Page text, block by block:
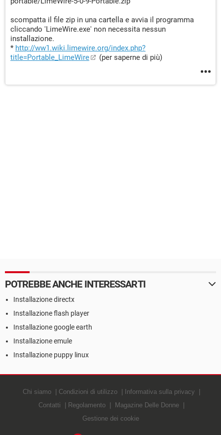
scompatta il file zip in una cartella e avvia il programma
cliccando 'LimeWire.exe' non necessita nessun
installazione.
* http://ww1.wiki.limewire.org/index.php?
title=Portable_LimeWire
(per saperne di più)
POTREBBE ANCHE INTERESSARTI
Installazione directx
Installazione flash player
Installazione google earth
Installazione emule
Installazione puppy linux
Chi siamo Condizioni di utilizzo
Informativa sulla privacy
Contatti
Regolamento
Magazine Delle Donne
Gestione dei cookie